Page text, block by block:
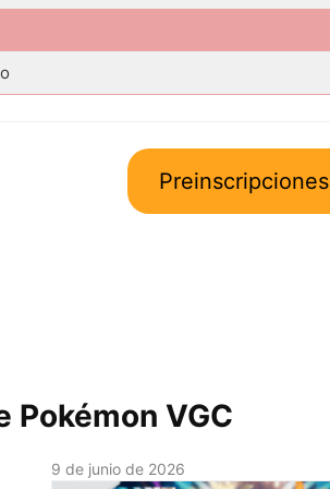
Preinscripciones
VGC
9 de junio de 2026